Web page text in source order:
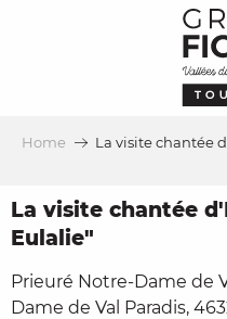
Home La visite chantée
La visite chantée
Eulalie"
Prieuré Notre-Dame de
Dame de Val Paradis,